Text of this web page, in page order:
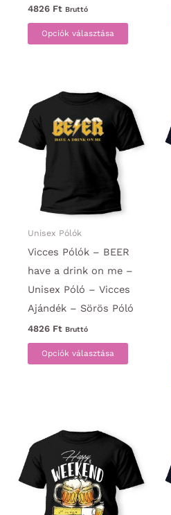
4826 Ft Bruttó
Opciók választása
Ennek
a
variációja
van.
A
Unisex Pólók
Vicces Pólók – BEER
have a drink on me –
Unisex Póló – Vicces
Ajándék – Sörös Póló
4826 Ft Bruttó
Opciók választása
Ennek
a
van.